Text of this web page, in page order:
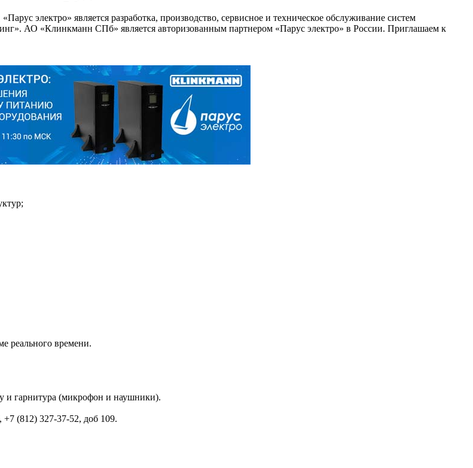
электро» является разработка, производство, сервисное и техническое обслуживание систем
АО «Клинкманн СПб» является авторизованным партнером «Парус электро» в России. Приглашаем к
реального времени.
и гарнитура (микрофон и наушники).
(812) 327-37-52, доб 109.